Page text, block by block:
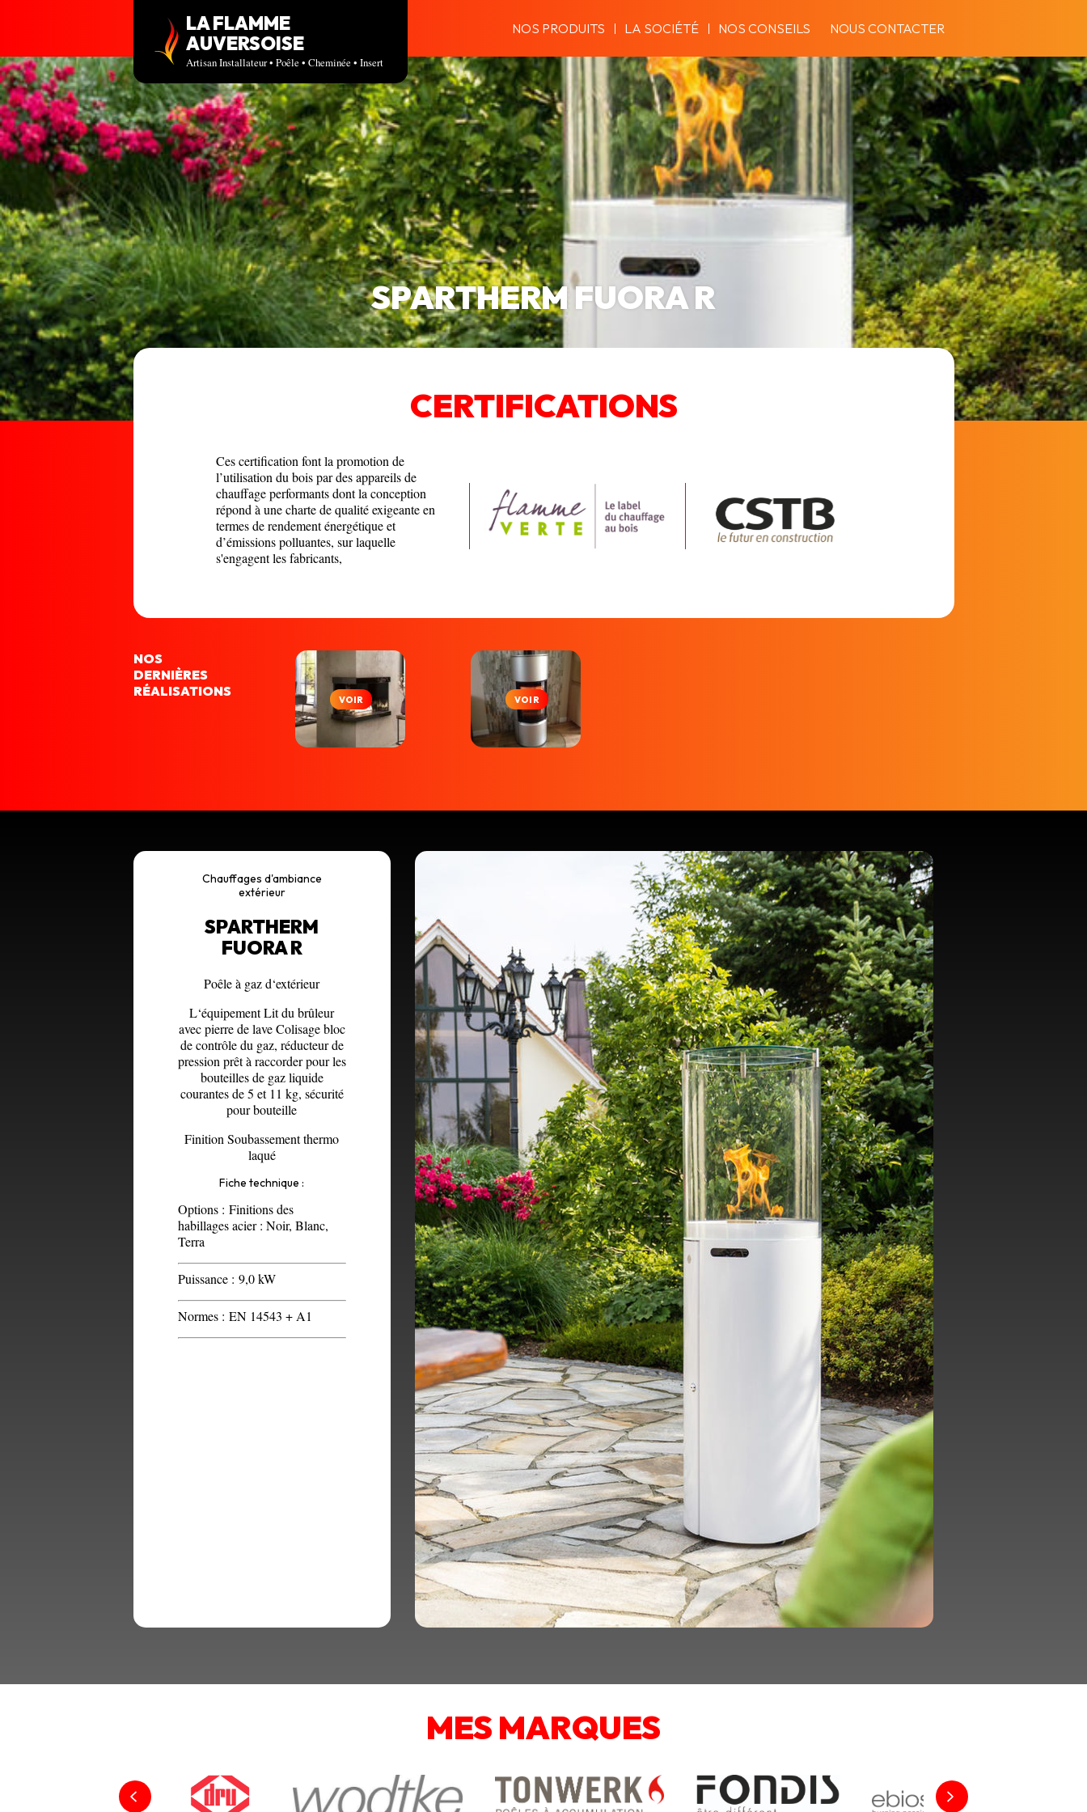
LA FLAMME
AUVERSOISE
Artisan Installateur • Poêle • Cheminée • Insert
NOS PRODUITS LA SOCIÉTÉ NOS CONSEILS NOUS CONTACTER
SPARTHERM FUORA R
CERTIFICATIONS
Ces certification font la promotion de
l’utilisation du bois par des appareils de
chauffage performants dont la conception
répond à une charte de qualité exigeante en
termes de rendement énergétique et
d’émissions polluantes, sur laquelle
s'engagent les fabricants,
NOS
DERNIÈRES
RÉALISATIONS
VOIR VOIR
Chauffages d'ambiance
extérieur
SPARTHERM
FUORA R
Poêle à gaz d‘extérieur
L‘équipement Lit du brûleur
avec pierre de lave Colisage bloc
de contrôle du gaz, réducteur de
pression prêt à raccorder pour les
bouteilles de gaz liquide
courantes de 5 et 11 kg, sécurité
pour bouteille
Finition Soubassement thermo
laqué
Fiche technique :
Options : Finitions des
habillages acier : Noir, Blanc,
Terra
Puissance : 9,0 kW
Normes : EN 14543 + A1
MES MARQUES